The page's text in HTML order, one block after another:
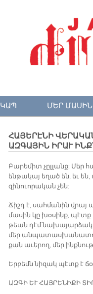
ԿԱՊ ՄԵՐ ՄԱՍԻՆ
ՀԱՅԵՐԷՆԻ
ԱԶԳԱՅԻՆ ԻՐԱՒ
Բա­րե­միտ չըլ­լանք: Մեր
են­թա­կայ ե­ղած են, եւ
զի­նուո­րա­կան չեն:
Ճիշդ է, սահ­մա­նին
մա­սին կը խօ­սինք, պէտք
թեան դէմ
մեր
քան ա­ւե­րող, մեր
Եր­բեմն նի­զակ պէտք է
ԱԶ­ԳԻ ԵՒ ՀԱՅ­ՐԵ­ՆԻ­ՔԻ